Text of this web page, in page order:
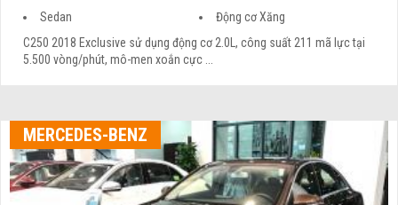
Sedan
Động cơ Xăng
C250 2018 Exclusive sử dụng động cơ 2.0L, công suất 211 mã lực tại
5.500 vòng/phút, mô-men xoắn cực ...
MERCEDES-BENZ